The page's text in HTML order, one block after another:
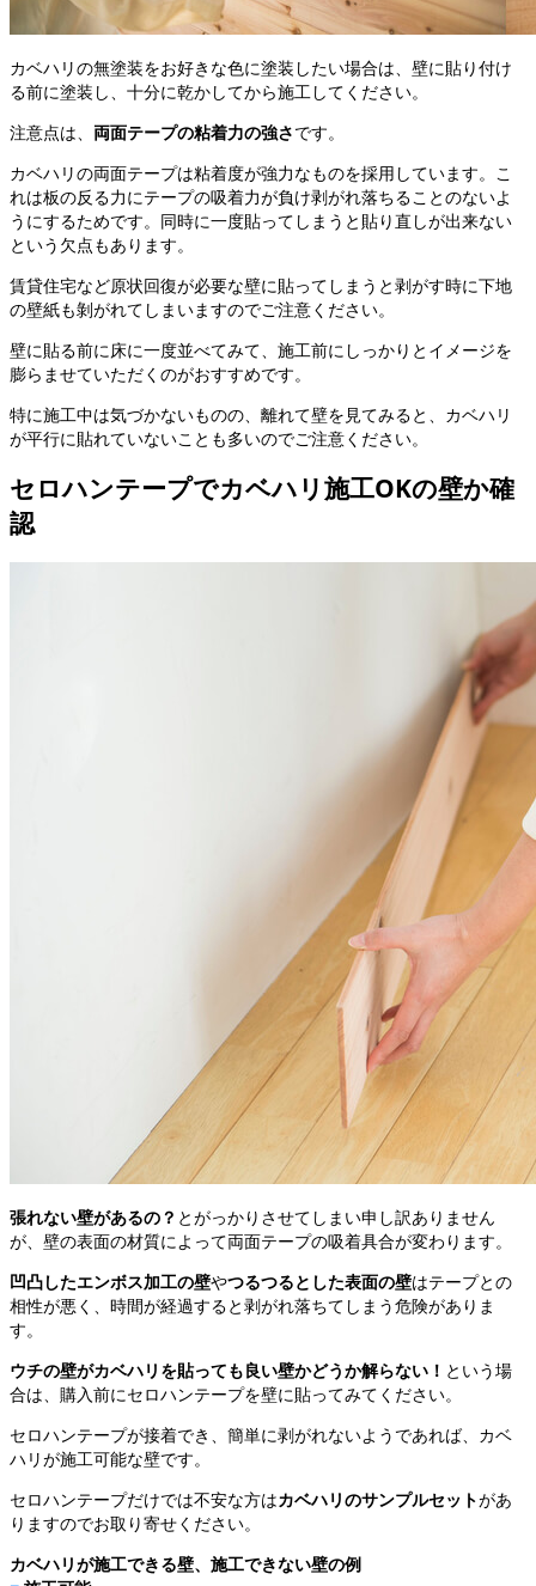
カベハリの無塗装をお好きな色に塗装したい場合は、壁に貼り付け
る前に塗装し、十分に乾かしてから施工してください。
注意点は、 両面テープの粘着力の強さです。
カベハリの両面テープは粘着度が強力なものを採用しています。こ
れは板の反る力にテープの吸着力が負け剥がれ落ちることのないよ
うにするためです。同時に一度貼ってしまうと貼り直しが出来ない
という欠点もあります。
賃貸住宅など原状回復が必要な壁に貼ってしまうと剥がす時に下地
の壁紙も剝がれてしまいますのでご注意ください。
壁に貼る前に床に一度並べてみて、施工前にしっかりとイメージを
膨らませていただくのがおすすめです。
特に施工中は気づかないものの、離れて壁を見てみると、カベハリ
が平行に貼れていないことも多いのでご注意ください。
セロハンテープでカベハリ施工OKの壁か確
認
張れない壁があるの？ とがっかりさせてしまい申し訳ありません
が、壁の表面の材質によって両面テープの吸着具合が変わります。
凹凸したエンボス加工の壁やつるつるとした表面の壁はテープとの
相性が悪く、時間が経過すると剥がれ落ちてしまう危険がありま
す。
ウチの壁がカベハリを貼っても良い壁かどうか解らない！ という場
合は、購入前にセロハンテープを壁に貼ってみてください。
セロハンテープが接着でき、簡単に剥がれないようであれば、カベ
ハリが施工可能な壁です。
セロハンテープだけでは不安な方はカベハリのサンプルセットがあ
りますのでお取り寄せください。
カベハリが施工できる壁、施工できない壁の例